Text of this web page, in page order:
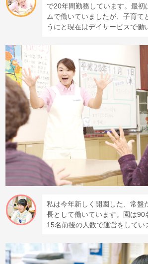
で20年間勤務しています。最初
ムで働いていましたが、子育て
うにと現在はデイサービスで働
私は今年新しく開園した、常盤
長として働いています。園は90
15名前後の人数で運営をしてい